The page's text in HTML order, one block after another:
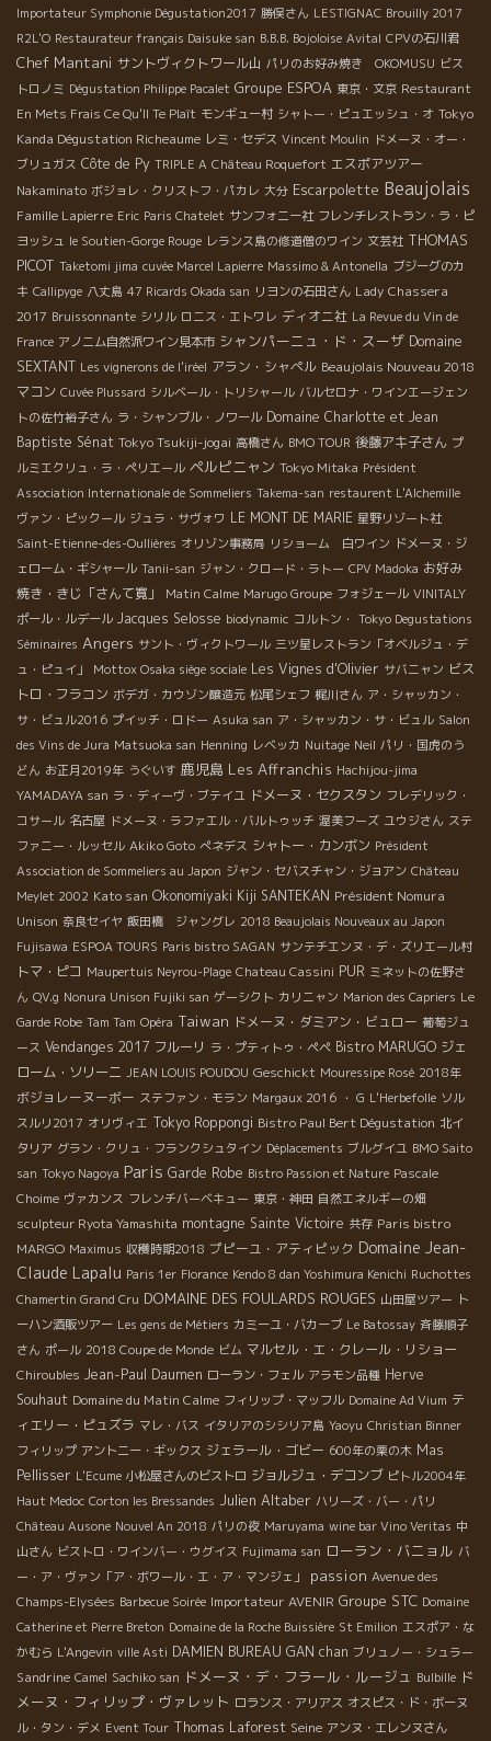
Importateur Symphonie Dégustation2017 勝俣さん LESTIGNAC Brouilly 2017
R2L'O Restaurateur français Daisuke san B.B.B. Bojoloise Avital CPVの石川君
Chef Mantani サントヴィクトワール山 パリのお好み焼き OKOMUSU ビス
トロノミ Dégustation Philippe Pacalet Groupe ESPOA 東京・文京 Restaurant
En Mets Frais Ce Qu'Il Te Plaît モンギュー村 シャトー・ピュエッシュ・オ Tokyo
Kanda Dégustation Richeaume レミ・セデス Vincent Moulin ドメーヌ・オー・
ブリュガス Côte de Py TRIPLE A Château Roquefort エスポアツアー
Nakaminato ボジョレ・クリストフ・パカレ 大分 Escarpolette Beaujolais
Famille Lapierre Eric Paris Chatelet サンフォニー社 フレンチレストラン・ラ・ピ
ヨッシュ le Soutien-Gorge Rouge レランス島の修道僧のワイン 文芸社 THOMAS
PICOT Taketomi jima cuvée Marcel Lapierre Massimo & Antonella ブジーグのカ
キ Callipyge 八丈島 47 Ricards Okada san リヨンの石田さん Lady Chassera
2017 Bruissonnante シリル ロニス・エトワレ ディオニ社 La Revue du Vin de
France アノニム自然派ワイン見本市 シャンパーニュ・ド・スーザ Domaine
SEXTANT Les vignerons de l'iréel アラン・シャペル Beaujolais Nouveau 2018
マコン Cuvée Plussard シルベール・トリシャール バルセロナ・ワインエージェン
トの佐竹裕子さん ラ・シャンブル・ノワール Domaine Charlotte et Jean
Baptiste Sénat Tokyo Tsukiji-jogai 高橋さん BMO TOUR 後藤アキ子さん プ
ルミエクリュ・ラ・ペリエール ペルピニャン Tokyo Mitaka Président
Association Internationale de Sommeliers Takema-san restaurent L'Alchemille
ヴァン・ピックール ジュラ・サヴォワ LE MONT DE MARIE 星野リゾート社
Saint-Etienne-des-Oullières オリゾン事務局 リショーム 白ワイン ドメーヌ・ジ
ェローム・ギシャール Tanii-san ジャン・クロード・ラトー CPV Madoka お好み
焼き・きじ「さんて寛」
Matin Calme Marugo Groupe フォジェール VINITALY
ポール・ルデール Jacques Selosse biodynamic コルトン・ Tokyo Degustations
Séminaires Angers サント・ヴィクトワール 三ツ星レストラン「オベルジュ・デ
ュ・ピュイ」
Mottox Osaka siège sociale Les Vignes d'Olivier サバニャン ビス
トロ・フラコン ボデガ・カウゾン醸造元 松尾シェフ 梶川さん ア・シャッカン・
サ・ビュル2016 プイッチ・ロドー Asuka san ア・シャッカン・サ・ビュル Salon
des Vins de Jura Matsuoka san Henning レベッカ Nuitage Neil パリ・国虎のう
どん お正月2019年 うぐいす 鹿児島 Les Affranchis Hachijou-jima
YAMADAYA san ラ・ディーヴ・ブテイユ ドメーヌ・セクスタン フレデリック・
コサール 名古屋 ドメーヌ・ラファエル・バルトゥッチ 渥美フーズ ユウジさん ステ
ファニー・ルッセル Akiko Goto ぺネデス シャトー・カンボン Président
Association de Sommeliers au Japon ジャン・セバスチャン・ジョアン Château
Meylet 2002 Kato san Okonomiyaki Kiji SANTEKAN Président Nomura
Unison 奈良セイヤ 飯田橋 ジャングレ 2018 Beaujolais Nouveaux au Japon
Fujisawa ESPOA TOURS Paris bistro SAGAN サンテチエンヌ・デ・ズリエール村
トマ・ピコ Maupertuis Neyrou-Plage Chateau Cassini PUR ミネットの佐野さ
ん QV.g Nonura Unison Fujiki san ゲーシクト カリニャン Marion des Capriers Le
Garde Robe Tam Tam Opéra Taiwan ドメーヌ・ダミアン・ビュロー 葡萄ジュ
ース Vendanges 2017 フルーリ ラ・プティトゥ・ペペ Bistro MARUGO ジェ
ローム・ソリーニ JEAN LOUIS POUDOU Geschickt Mouressipe Rosé 2018年
ボジョレーヌーボー ステファン・モラン Margaux 2016 ・ G L'Herbefolle ソル
スルリ2017 オリヴィエ Tokyo Roppongi Bistro Paul Bert Dégustation 北イ
タリア グラン・クリュ・フランクシュタイン Déplacements ブルグイユ BMO Saito
san Tokyo Nagoya Paris Garde Robe Bistro Passion et Nature Pascale
Choime ヴァカンス フレンチバーベキュー 東京・神田 自然エネルギーの畑
sculpteur Ryota Yamashita montagne Sainte Victoire 共存 Paris bistro
MARGO Maximus 収穫時期2018 プピーユ・アティピック Domaine Jean-
Claude Lapalu Paris 1er Florance Kendo 8 dan Yoshimura Kenichi Ruchottes
Chamertin Grand Cru DOMAINE DES FOULARDS ROUGES 山田屋ツアー ト
ーハン酒販ツアー Les gens de Métiers カミーユ・バカーブ Le Batossay 斉藤順子
さん ポール 2018 Coupe de Monde ビム マルセル・エ・クレール・リショー
Chiroubles Jean-Paul Daumen ローラン・フェル アラモン品種 Herve
Souhaut Domaine du Matin Calme フィリップ・マッフル Domaine Ad Vium テ
ィエリー・ピュズラ マレ・バス イタリアのシシリア島 Yaoyu Christian Binner
フィリップ アントニー・ギックス ジェラール・ゴビー 600年の栗の木 Mas
Pellisser L'Ecume 小松屋さんのビストロ ジョルジュ・デコンブ ピトル2004年
Haut Medoc Corton les Bressandes Julien Altaber ハリーズ・バー・パリ
Château Ausone Nouvel An 2018 パリの夜 Maruyama wine bar Vino Veritas 中
山さん ビストロ・ワインバー・ウグイス Fujimama san ローラン・バニョル バ
ー・ア・ヴァン「ア・ボワール・エ・ア・マンジェ」
passion Avenue des
Champs-Elysées Barbecue Soirée Importateur AVENIR Groupe STC Domaine
Catherine et Pierre Breton Domaine de la Roche Buissière St Emilion エスポア・な
かむら L'Angevin ville Asti DAMIEN BUREAU GAN chan ブリュノー・シュラー
Sandrine Camel Sachiko san ドメーヌ・デ・フラール・ルージュ Bulbille ド
メーヌ・フィリップ・ヴァレット ロランス・アリアス オスピス・ド・ボーヌ
ル・タン・デメ Event Tour Thomas Laforest Seine アンヌ・エレンヌさん